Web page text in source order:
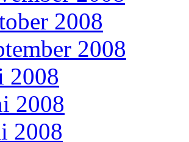
2008
2008
2008
2008
2008